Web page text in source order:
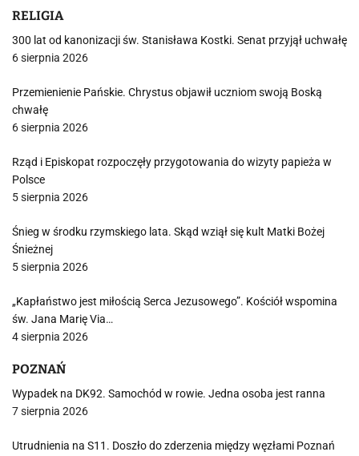
RELIGIA
300 lat od kanonizacji św. Stanisława Kostki. Senat przyjął uchwałę
6 sierpnia 2026
Przemienienie Pańskie. Chrystus objawił uczniom swoją Boską
chwałę
6 sierpnia 2026
Rząd i Episkopat rozpoczęły przygotowania do wizyty papieża w
Polsce
5 sierpnia 2026
Śnieg w środku rzymskiego lata. Skąd wziął się kult Matki Bożej
Śnieżnej
5 sierpnia 2026
„Kapłaństwo jest miłością Serca Jezusowego”. Kościół wspomina
św. Jana Marię Via…
4 sierpnia 2026
POZNAŃ
Wypadek na DK92. Samochód w rowie. Jedna osoba jest ranna
7 sierpnia 2026
Utrudnienia na S11. Doszło do zderzenia między węzłami Poznań